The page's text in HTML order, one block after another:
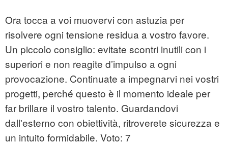
Ora tocca a voi muovervi con astuzia per
risolvere ogni tensione residua a vostro favore.
Un piccolo consiglio: evitate scontri inutili con i
superiori e non reagite d’impulso a ogni
provocazione. Continuate a impegnarvi nei vostri
progetti, perché questo è il momento ideale per
far brillare il vostro talento. Guardandovi
dall'esterno con obiettività, ritroverete sicurezza e
un intuito formidabile. Voto: 7